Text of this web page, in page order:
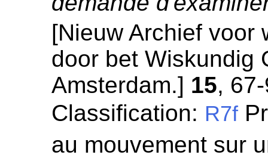
[Nieuw Archief voor
door bet Wiskundig
Amsterdam.] 15,
Classification: R7f
au mouvement sur